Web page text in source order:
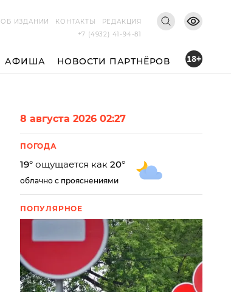
ОБ ИЗДАНИИ
КОНТАКТЫ
РЕДАКЦИЯ
+7 (4932) 41-94-81
АФИША НОВОСТИ ПАРТНЁРОВ 18+
8 августа 2026 02:27
ПОГОДА
19° ощущается как 20°
облачно с прояснениями
ПОПУЛЯРНОЕ